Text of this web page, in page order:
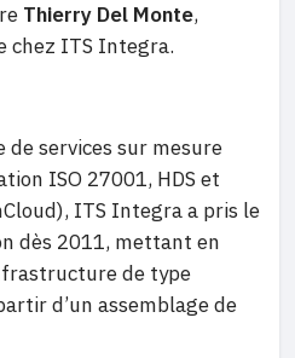
Thierry Del Monte,
chez ITS Integra.
services sur mesure
ISO 27001, HDS et
ITS Integra a pris le
dès 2011, mettant en
de type
d’un assemblage de